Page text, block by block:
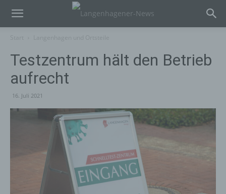
Testzentrum hält den Betrieb
aufrecht
16. Juli 2021